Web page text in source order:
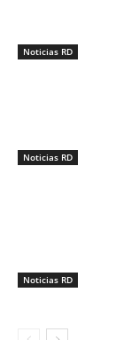
Noticias RD
Noticias RD
Noticias RD